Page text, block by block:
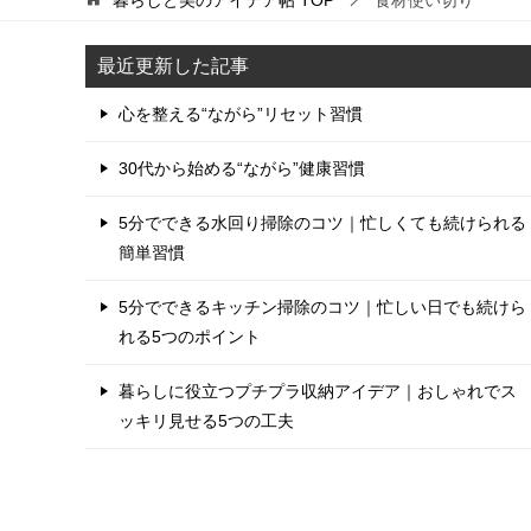
最近更新した記事
心を整える“ながら”リセット習慣
30代から始める“ながら”健康習慣
5分でできる水回り掃除のコツ｜忙しくても続けられる
簡単習慣
5分でできるキッチン掃除のコツ｜忙しい日でも続けら
れる5つのポイント
暮らしに役立つプチプラ収納アイデア｜おしゃれでス
ッキリ見せる5つの工夫